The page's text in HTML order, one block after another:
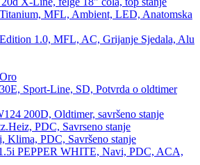
MFL, Ambient, LED, Anatomska
1.0, MFL, AC, Grijanje Sjedala, Alu
Sport-Line, SD, Potvrda o oldtimer
200D, Oldtimer, savršeno stanje
PDC, Savrseno stanje
Klima, PDC, Savršeno stanje
PEPPER WHITE, Navi, PDC, ACA,